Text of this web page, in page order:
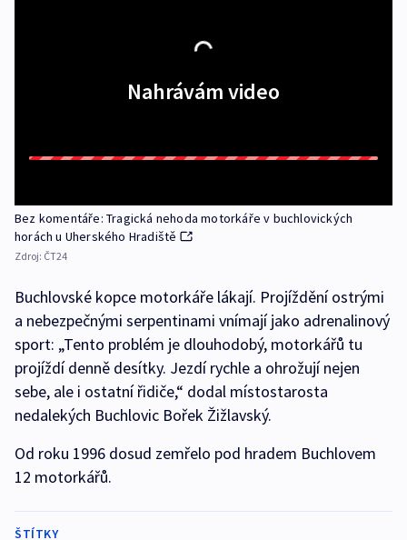
Nahrávám video
Bez komentáře: Tragická nehoda motorkáře v buchlovických
horách u Uherského Hradiště
Zdroj: ČT24
Buchlovské kopce motorkáře lákají. Projíždění ostrými
a nebezpečnými serpentinami vnímají jako adrenalinový
sport: „Tento problém je dlouhodobý, motorkářů tu
projíždí denně desítky. Jezdí rychle a ohrožují nejen
sebe, ale i ostatní řidiče,“ dodal místostarosta
nedalekých Buchlovic Bořek Žižlavský.
Od roku 1996 dosud zemřelo pod hradem Buchlovem
12 motorkářů.
ŠTÍTKY